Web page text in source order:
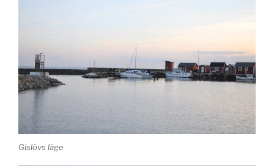
Gislövs läge